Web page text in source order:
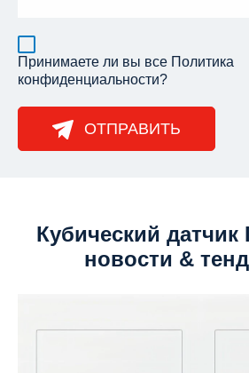
Принимаете ли вы все Политика
конфиденциальности?
ОТПРАВИТЬ
Кубический
новости &